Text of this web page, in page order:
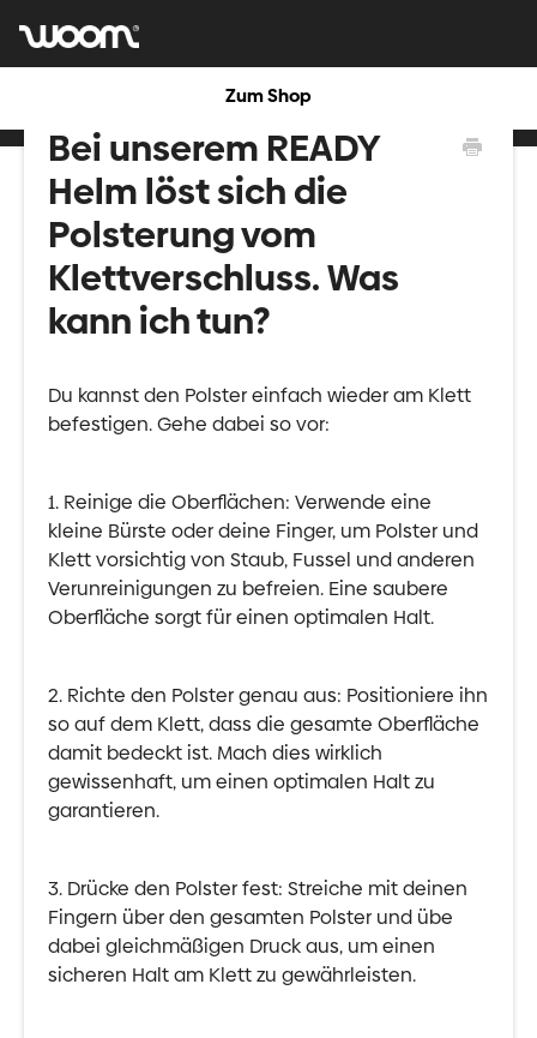
Zum Shop
Bei unserem READY
Helm löst sich die
Polsterung vom
Klettverschluss. Was
kann ich tun?
Du kannst den Polster einfach wieder am Klett
befestigen. Gehe dabei so vor:
1. Reinige die Oberflächen: Verwende eine
kleine Bürste oder deine Finger, um Polster und
Klett vorsichtig von Staub, Fussel und anderen
Verunreinigungen zu befreien. Eine saubere
Oberfläche sorgt für einen optimalen Halt.
2. Richte den Polster genau aus: Positioniere ihn
so auf dem Klett, dass die gesamte Oberfläche
damit bedeckt ist. Mach dies wirklich
gewissenhaft, um einen optimalen Halt zu
garantieren.
3. Drücke den Polster fest: Streiche mit deinen
Fingern über den gesamten Polster und übe
dabei gleichmäßigen Druck aus, um einen
sicheren Halt am Klett zu gewährleisten.